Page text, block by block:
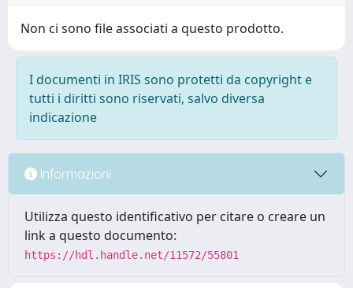
Non ci sono file associati a questo prodotto.
I documenti in IRIS sono protetti da copyright e
tutti i diritti sono riservati, salvo diversa
indicazione
Informazioni
Utilizza questo identificativo per citare o creare un
link a questo documento:
https://hdl.handle.net/11572/55801